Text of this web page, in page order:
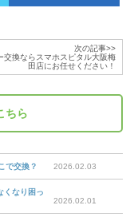
次の記事>>
交換ならスマホスピタル大阪梅
田店にお任せください！
ちら
で交換？ 2026.02.03
くなり困っ
2026.02.01